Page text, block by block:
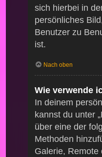
sich hierbei in
persönliches
Benutzer zu
ist.
Nach oben
Wie verwende
In deinem
kannst du unter
über eine der
Methoden
Galerie, Remote